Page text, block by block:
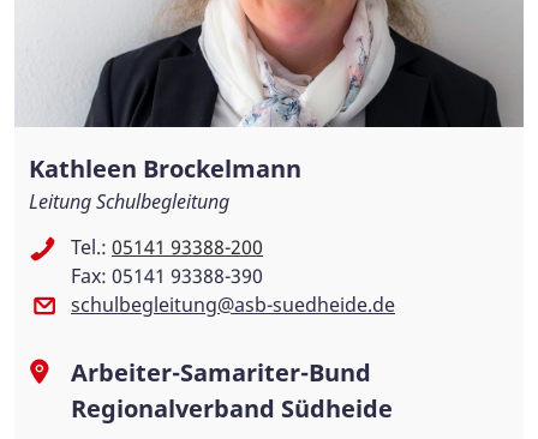
Kathleen Brockelmann
Leitung Schulbegleitung
Tel.: 05141 93388-200
Fax: 05141 93388-390
schulbegleitung@asb-suedheide.de
Arbeiter-Samariter-Bund
Regionalverband Südheide